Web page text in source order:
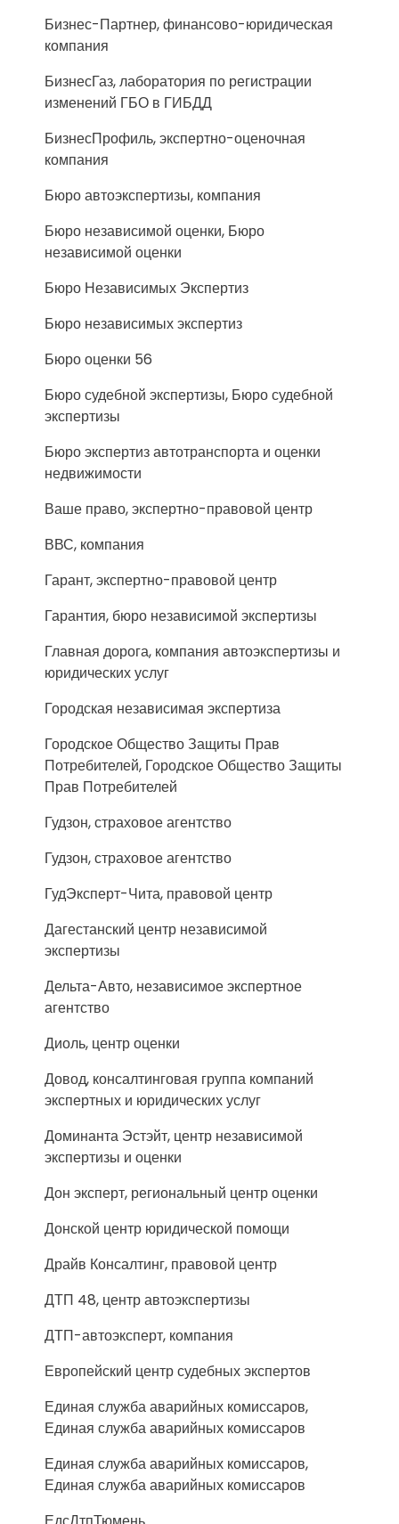
Бизнес-Партнер, финансово-юридическая
компания
БизнесГаз, лаборатория по регистрации
изменений ГБО в ГИБДД
БизнесПрофиль, экспертно-оценочная
компания
Бюро автоэкспертизы, компания
Бюро независимой оценки, Бюро
независимой оценки
Бюро Независимых Экспертиз
Бюро независимых экспертиз
Бюро оценки 56
Бюро судебной экспертизы, Бюро судебной
экспертизы
Бюро экспертиз автотранспорта и оценки
недвижимости
Ваше право, экспертно-правовой центр
ВВС, компания
Гарант, экспертно-правовой центр
Гарантия, бюро независимой экспертизы
Главная дорога, компания автоэкспертизы и
юридических услуг
Городская независимая экспертиза
Городское Общество Защиты Прав
Потребителей, Городское Общество Защиты
Прав Потребителей
Гудзон, страховое агентство
Гудзон, страховое агентство
ГудЭксперт-Чита, правовой центр
Дагестанский центр независимой
экспертизы
Дельта-Авто, независимое экспертное
агентство
Диоль, центр оценки
Довод, консалтинговая группа компаний
экспертных и юридических услуг
Доминанта Эстэйт, центр независимой
экспертизы и оценки
Дон эксперт, региональный центр оценки
Донской центр юридической помощи
Драйв Консалтинг, правовой центр
ДТП 48, центр автоэкспертизы
ДТП-автоэксперт, компания
Европейский центр судебных экспертов
Единая служба аварийных комиссаров,
Единая служба аварийных комиссаров
Единая служба аварийных комиссаров,
Единая служба аварийных комиссаров